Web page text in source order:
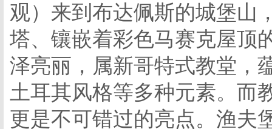
观）来到布达佩斯的城堡山
塔、镶嵌着彩色马赛克屋顶
泽亮丽，属新哥特式教堂，
土耳其风格等多种元素。而
更是不可错过的亮点。渔夫